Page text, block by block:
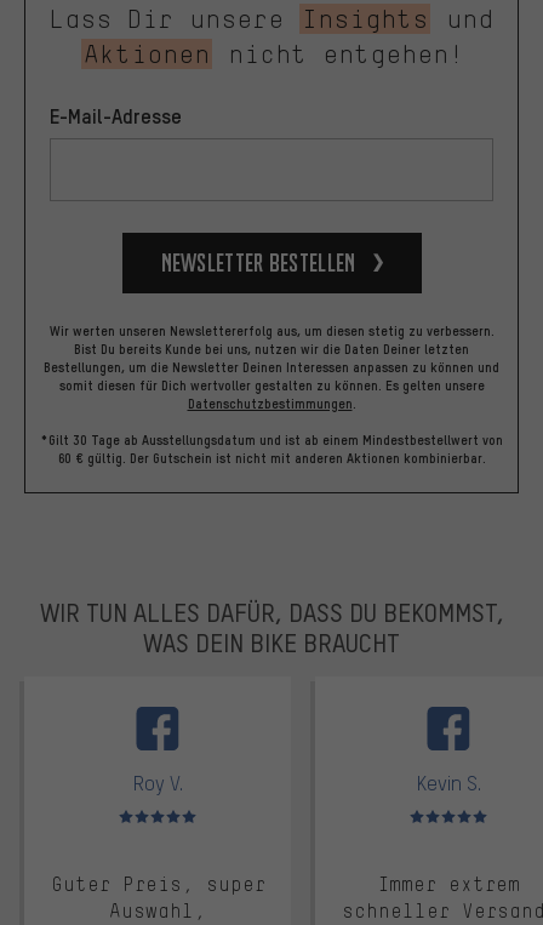
Lass Dir unsere
Insights
und
Aktionen
nicht entgehen!
E-Mail-Adresse
Newsletter bestellen
Wir werten unseren Newslettererfolg aus, um diesen stetig zu verbessern.
Bist Du bereits Kunde bei uns, nutzen wir die Daten Deiner letzten
Bestellungen, um die Newsletter Deinen Interessen anpassen zu können und
somit diesen für Dich wertvoller gestalten zu können. Es gelten unsere
Datenschutzbestimmungen.
*Gilt 30 Tage ab Ausstellungsdatum und ist ab einem Mindestbestellwert von
60 € gültig. Der Gutschein ist nicht mit anderen Aktionen kombinierbar.
WIR TUN ALLES DAFÜR, DASS DU BEKOMMST,
WAS DEIN BIKE BRAUCHT
Roy V.
Bewertungen: 5 von 5
Guter Preis, super
Auswahl,
Kevin S.
Bewertungen: 5 von 5
Immer extrem
schneller